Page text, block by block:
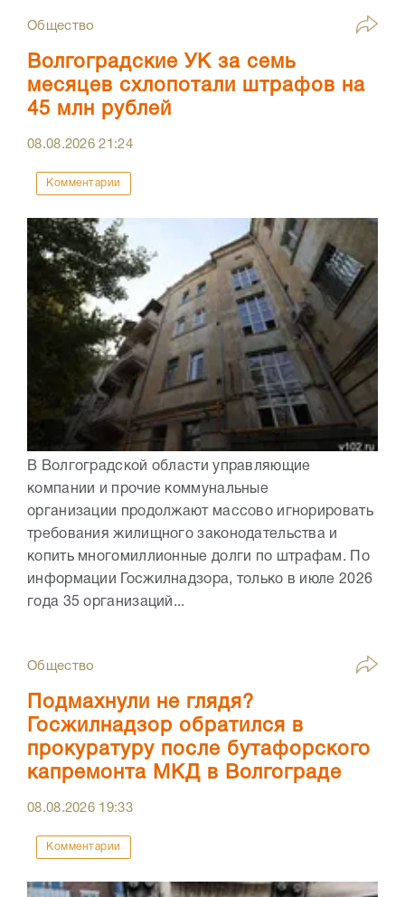
Общество
Волгоградские УК за семь
месяцев схлопотали штрафов на
45 млн рублей
08.08.202621:24
Комментарии
В Волгоградской области управляющие
компании и прочие коммунальные
организации продолжают массово игнорировать
требования жилищного законодательства и
копить многомиллионные долги по штрафам. По
информации Госжилнадзора, только в июле 2026
года 35 организаций...
Общество
Подмахнули не глядя?
Госжилнадзор обратился в
прокуратуру после бутафорского
капремонта МКД в Волгограде
08.08.2026 19:33
Комментарии